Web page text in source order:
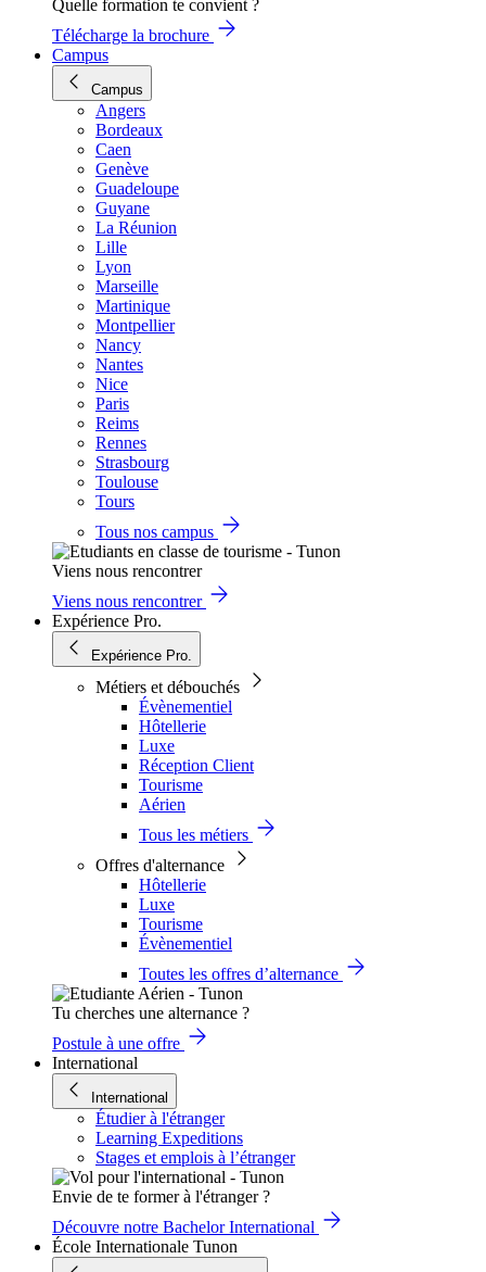
Quelle formation te convient ?
Télécharge la brochure
Campus
Campus
Angers
Bordeaux
Caen
Genève
Guadeloupe
Guyane
La Réunion
Lille
Lyon
Marseille
Martinique
Montpellier
Nancy
Nantes
Nice
Paris
Reims
Rennes
Strasbourg
Toulouse
Tours
Tous nos campus
Viens nous rencontrer
Viens nous rencontrer
Expérience Pro.
Expérience Pro.
Métiers et débouchés
Évènementiel
Hôtellerie
Luxe
Réception Client
Tourisme
Aérien
Tous les métiers
Offres d'alternance
Hôtellerie
Luxe
Tourisme
Évènementiel
Toutes les offres d’alternance
Tu cherches une alternance ?
Postule à une offre
International
International
Étudier à l'étranger
Learning Expeditions
Stages et emplois à l’étranger
Envie de te former à l'étranger ?
Découvre notre Bachelor International
École Internationale Tunon